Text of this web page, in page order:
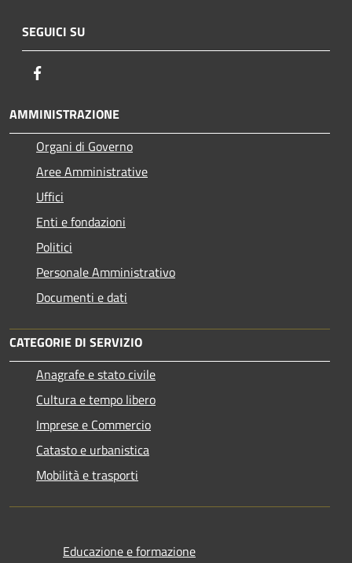
SEGUICI SU
AMMINISTRAZIONE
Organi di Governo
Aree Amministrative
Uffici
Enti e fondazioni
Politici
Personale Amministrativo
Documenti e dati
CATEGORIE DI SERVIZIO
Anagrafe e stato civile
Cultura e tempo libero
Imprese e Commercio
Catasto e urbanistica
Mobilità e trasporti
Educazione e formazione